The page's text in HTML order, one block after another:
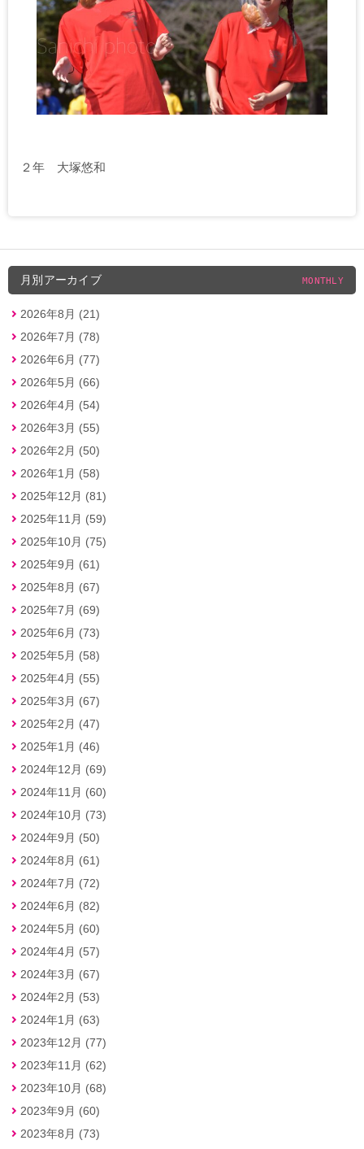
２年 大塚悠和
月別アーカイブ MONTHLY
2026年8月 (21)
2026年7月 (78)
2026年6月 (77)
2026年5月 (66)
2026年4月 (54)
2026年3月 (55)
2026年2月 (50)
2026年1月 (58)
2025年12月 (81)
2025年11月 (59)
2025年10月 (75)
2025年9月 (61)
2025年8月 (67)
2025年7月 (69)
2025年6月 (73)
2025年5月 (58)
2025年4月 (55)
2025年3月 (67)
2025年2月 (47)
2025年1月 (46)
2024年12月 (69)
2024年11月 (60)
2024年10月 (73)
2024年9月 (50)
2024年8月 (61)
2024年7月 (72)
2024年6月 (82)
2024年5月 (60)
2024年4月 (57)
2024年3月 (67)
2024年2月 (53)
2024年1月 (63)
2023年12月 (77)
2023年11月 (62)
2023年10月 (68)
2023年9月 (60)
2023年8月 (73)